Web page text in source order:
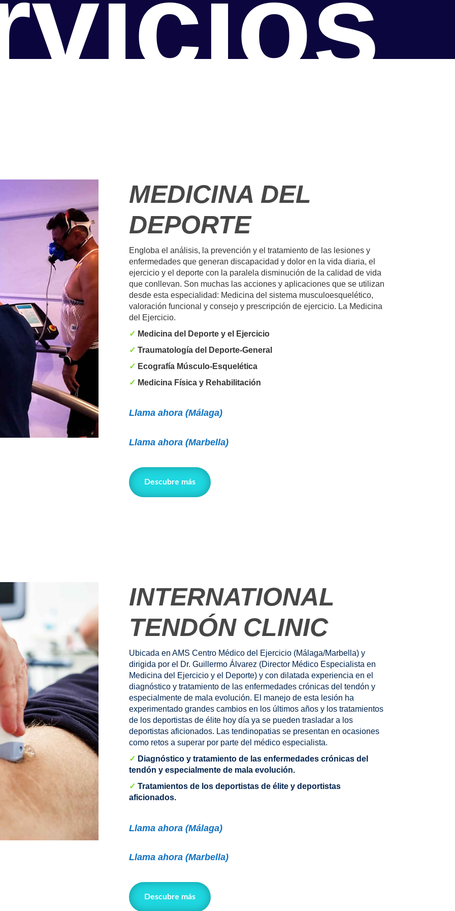
MEDICINA DEL
DEPORTE
Engloba el análisis, la prevención y el tratamiento de las lesiones y
enfermedades que generan discapacidad y dolor en la vida diaria, el
ejercicio y el deporte con la paralela disminución de la calidad de vida
que conllevan. Son muchas las acciones y aplicaciones que se utilizan
desde esta especialidad: Medicina del sistema musculoesquelético,
valoración funcional y consejo y prescripción de ejercicio. La Medicina
del Ejercicio.
✓ Medicina del Deporte y el Ejercicio
✓ Traumatología del Deporte-General
✓ Ecografía Músculo-Esquelética
✓ Medicina Física y Rehabilitación
Llama ahora (Málaga)
Llama ahora (Marbella)
Descubre más
INTERNATIONAL
TENDÓN CLINIC
Ubicada en AMS Centro Médico del Ejercicio (Málaga/Marbella) y
dirigida por el Dr. Guillermo Álvarez (Director Médico Especialista en
Medicina del Ejercicio y el Deporte) y con dilatada experiencia en el
diagnóstico y tratamiento de las enfermedades crónicas del tendón y
especialmente de mala evolución. El manejo de esta lesión ha
experimentado grandes cambios en los últimos años y los tratamientos
de los deportistas de élite hoy día ya se pueden trasladar a los
deportistas aficionados. Las tendinopatias se presentan en ocasiones
como retos a superar por parte del médico especialista.
✓ Diagnóstico y tratamiento de las enfermedades crónicas del
tendón y especialmente de mala evolución.
✓ Tratamientos de los deportistas de élite y deportistas
aficionados.
Llama ahora (Málaga)
Llama ahora (Marbella)
Descubre más